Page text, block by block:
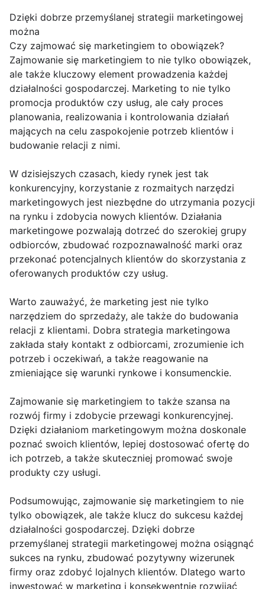
Dzięki dobrze przemyślanej strategii marketingowej
można
Czy zajmować się marketingiem to obowiązek?
Zajmowanie się marketingiem to nie tylko obowiązek,
ale także kluczowy element prowadzenia każdej
działalności gospodarczej. Marketing to nie tylko
promocja produktów czy usług, ale cały proces
planowania, realizowania i kontrolowania działań
mających na celu zaspokojenie potrzeb klientów i
budowanie relacji z nimi.
W dzisiejszych czasach, kiedy rynek jest tak
konkurencyjny, korzystanie z rozmaitych narzędzi
marketingowych jest niezbędne do utrzymania pozycji
na rynku i zdobycia nowych klientów. Działania
marketingowe pozwalają dotrzeć do szerokiej grupy
odbiorców, zbudować rozpoznawalność marki oraz
przekonać potencjalnych klientów do skorzystania z
oferowanych produktów czy usług.
Warto zauważyć, że marketing jest nie tylko
narzędziem do sprzedaży, ale także do budowania
relacji z klientami. Dobra strategia marketingowa
zakłada stały kontakt z odbiorcami, zrozumienie ich
potrzeb i oczekiwań, a także reagowanie na
zmieniające się warunki rynkowe i konsumenckie.
Zajmowanie się marketingiem to także szansa na
rozwój firmy i zdobycie przewagi konkurencyjnej.
Dzięki działaniom marketingowym można doskonale
poznać swoich klientów, lepiej dostosować ofertę do
ich potrzeb, a także skuteczniej promować swoje
produkty czy usługi.
Podsumowując, zajmowanie się marketingiem to nie
tylko obowiązek, ale także klucz do sukcesu każdej
działalności gospodarczej. Dzięki dobrze
przemyślanej strategii marketingowej można osiągnąć
sukces na rynku, zbudować pozytywny wizerunek
firmy oraz zdobyć lojalnych klientów. Dlatego warto
inwestować w marketing i konsekwentnie rozwijać